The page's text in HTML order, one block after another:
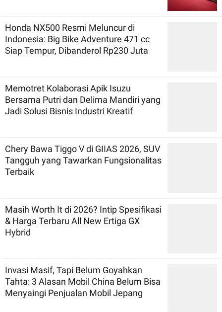
Honda NX500 Resmi Meluncur di
Indonesia: Big Bike Adventure 471 cc
Siap Tempur, Dibanderol Rp230 Juta
Memotret Kolaborasi Apik Isuzu
Bersama Putri dan Delima Mandiri yang
Jadi Solusi Bisnis Industri Kreatif
Chery Bawa Tiggo V di GIIAS 2026, SUV
Tangguh yang Tawarkan Fungsionalitas
Terbaik
Masih Worth It di 2026? Intip Spesifikasi
& Harga Terbaru All New Ertiga GX
Hybrid
Invasi Masif, Tapi Belum Goyahkan
Tahta: 3 Alasan Mobil China Belum Bisa
Menyaingi Penjualan Mobil Jepang